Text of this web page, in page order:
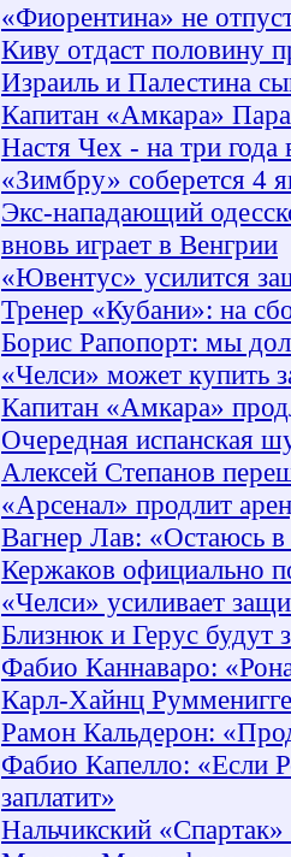
«Фиорентина» не
Киву отдаст половину
Израиль и Палестина
Капитан «Амкара»
Настя Чех - на три
«Зимбру» соберется 4
Экс-нападающий
вновь играет в Венгрии
«Ювентус» усилится
Тренер «Кубани»: на
Борис Рапопорт: мы
«Челси» может купить
Капитан «Амкара»
Очередная испанская
Алексей Степанов
«Арсенал» продлит
Вагнер Лав: «Остаюсь
Кержаков официально
«Челси» усиливает
Близнюк и Герус будут
Фабио Каннаваро:
Карл-Хайнц
Рамон Кальдерон:
Фабио Капелло: «Если
заплатит»
Нальчикский